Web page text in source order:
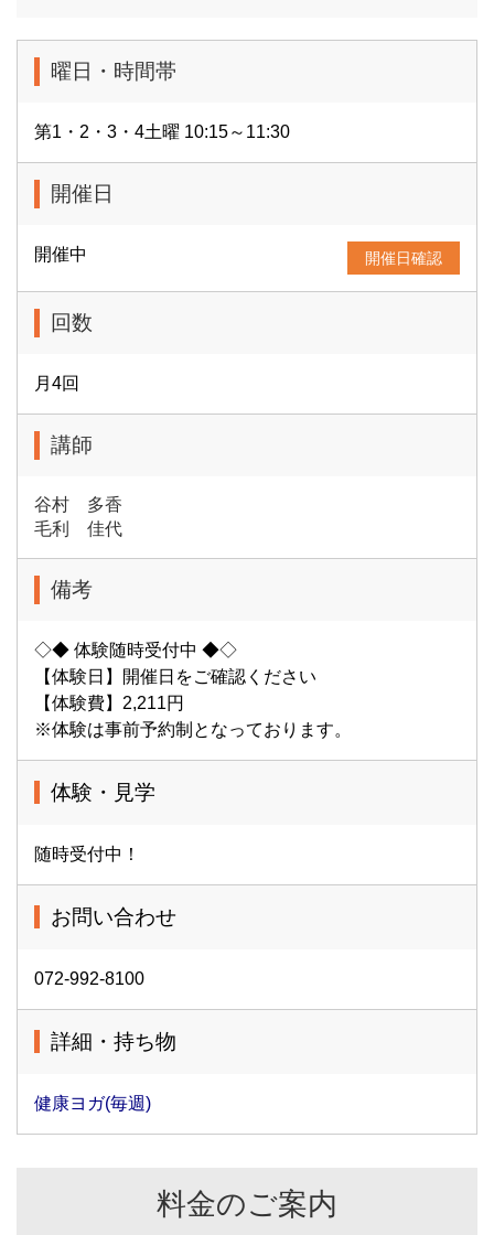
曜日・時間帯
第1・2・3・4土曜 10:15～11:30
開催日
開催中 開催日確認
回数
月4回
講師
谷村 多香
毛利 佳代
備考
◇◆ 体験随時受付中 ◆◇
【体験日】開催日をご確認ください
【体験費】2,211円
※体験は事前予約制となっております。
体験・見学
随時受付中！
お問い合わせ
072-992-8100
詳細・持ち物
健康ヨガ(毎週)
料金のご案内